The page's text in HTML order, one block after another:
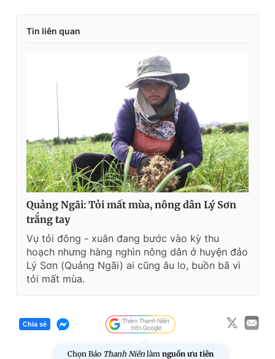
Tin liên quan
Quảng Ngãi: Tỏi mất mùa, nông dân Lý Sơn
trắng tay
Vụ tỏi đông - xuân đang bước vào kỳ thu
hoạch nhưng hàng nghìn nông dân ở huyện đảo
Lý Sơn (Quảng Ngãi) ai cũng âu lo, buồn bã vì
tỏi mất mùa.
Chia sẻ
Chọn Báo Thanh Niên làm nguồn ưu tiên